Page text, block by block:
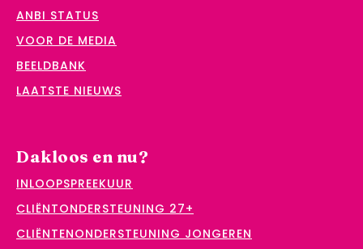
ANBI STATUS
VOOR DE MEDIA
BEELDBANK
LAATSTE NIEUWS
Dakloos en nu?
INLOOPSPREEKUUR
CLIËNTONDERSTEUNING 27+
CLIËNTENONDERSTEUNING JONGEREN